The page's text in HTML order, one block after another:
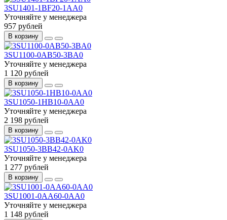
3SU1401-1BF20-1AA0
Уточняйте у менеджера
957 рублей
В корзину
3SU1100-0AB50-3BA0
Уточняйте у менеджера
1 120 рублей
В корзину
3SU1050-1HB10-0AA0
Уточняйте у менеджера
2 198 рублей
В корзину
3SU1050-3BB42-0AK0
Уточняйте у менеджера
1 277 рублей
В корзину
3SU1001-0AA60-0AA0
Уточняйте у менеджера
1 148 рублей